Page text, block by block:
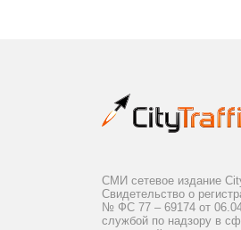
СМИ сетевое издание
Свидетельство о
№ ФС 77 – 69174 от
службой по надзору в